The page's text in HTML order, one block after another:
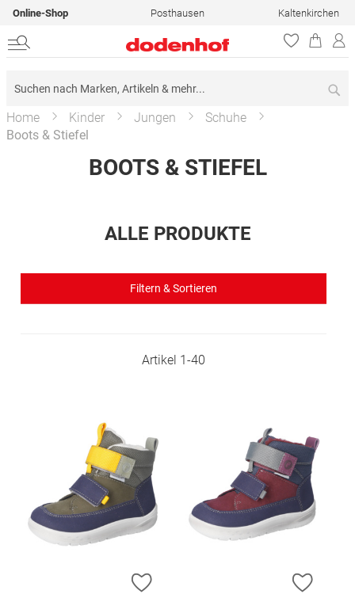
Online-Shop Posthausen Kaltenkirchen
Home Kinder Jungen
Schuhe
Boots & Stiefel
BOOTS & STIEFEL
ALLE PRODUKTE
Filtern & Sortieren
Artikel 1-40
ZUR WUNSCHLISTE HINZUFÜGEN
ZUR